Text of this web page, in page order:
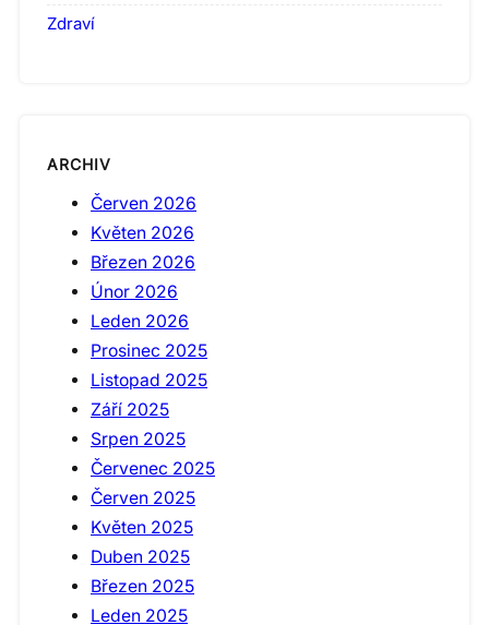
Zdraví
ARCHIV
Červen 2026
Květen 2026
Březen 2026
Únor 2026
Leden 2026
Prosinec 2025
Listopad 2025
Září 2025
Srpen 2025
Červenec 2025
Červen 2025
Květen 2025
Duben 2025
Březen 2025
Leden 2025